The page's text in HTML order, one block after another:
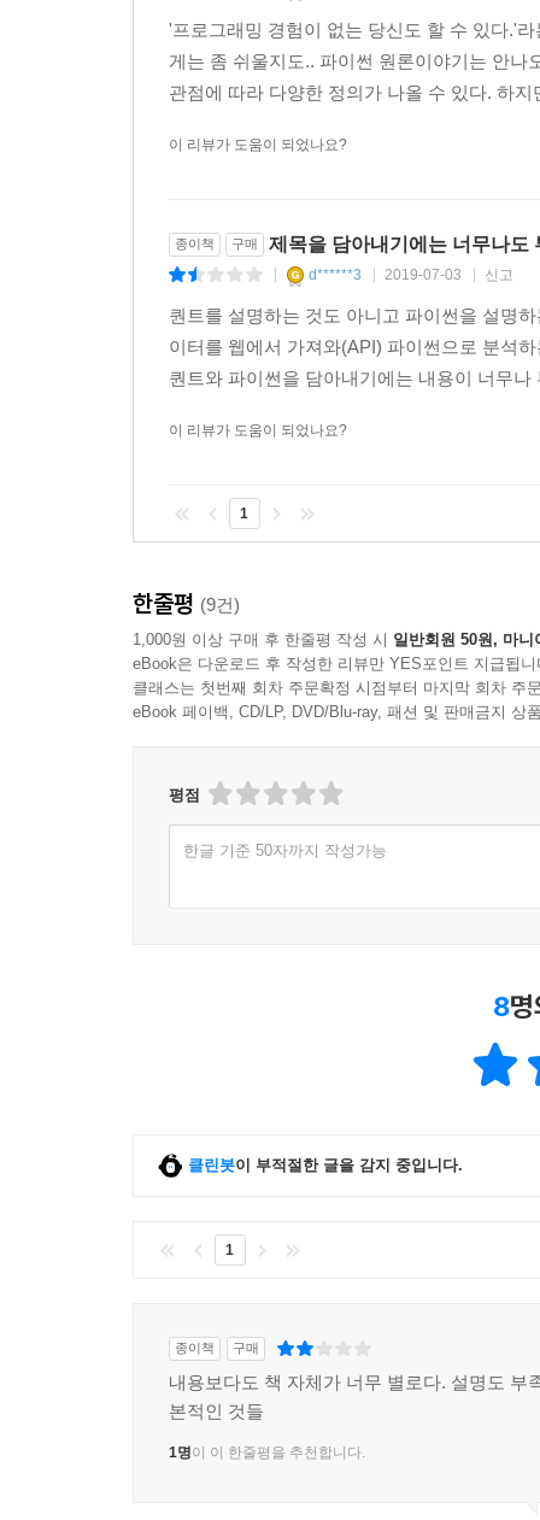
'프로그래밍 경험이 없는 당신도 할 수 있다.'
게는 좀 쉬울지도.. 파이썬 원론이야기는 안
관점에 따라 다양한 정의가 나올 수 있다. 하
이 리뷰가 도움이 되었나요?
종이책 구매 제목을 담아내기에는 너무나도
d******3 2019-07-03 신고
퀀트를 설명하는 것도 아니고 파이썬을 설명
이터를 웹에서 가져와(API) 파이썬으로 분석
퀀트와 파이썬을 담아내기에는 내용이 너무
이 리뷰가 도움이 되었나요?
1
한줄평 (9건)
1,000원 이상 구매 후 한줄평 작성 시 일반회원 50원, 마니
eBook은 다운로드 후 작성한 리뷰만 YES포인트 지급됩니
클래스는 첫번째 회차 주문확정 시점부터 마지막 회차 주
eBook 페이백, CD/LP, DVD/Blu-ray, 패션 및 판매금지 상
평점
한글 기준 50자까지 작성가능
8
클린봇이 부적절한 글을 감지 중입니다.
1
종이책 구매
내용보다도 책 자체가 너무 별로다. 설명도 부
본적인 것들
1명이 이 한줄평을 추천합니다.